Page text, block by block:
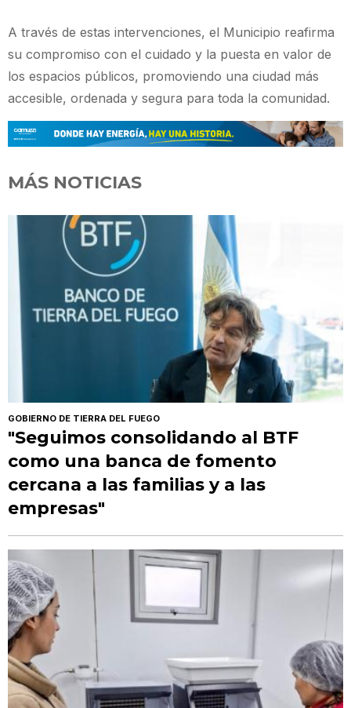
A través de estas intervenciones, el Municipio reafirma
su compromiso con el cuidado y la puesta en valor de
los espacios públicos, promoviendo una ciudad más
accesible, ordenada y segura para toda la comunidad.
MÁS NOTICIAS
GOBIERNO DE TIERRA DEL FUEGO
"Seguimos consolidando al BTF
como una banca de fomento
cercana a las familias y a las
empresas"